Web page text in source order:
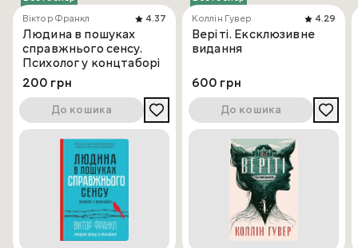
Віктор Франкл
4.37
Людина в пошуках
справжнього сенсу.
Психолог у концтаборі
200 грн
До кошика
Коллін Гувер
4.29
Веріті. Ексклюзивне
видання
600 грн
До кошика